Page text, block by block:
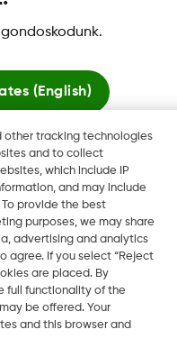
Follow, a Dexcom
más országokban is
Régió módosítása
other tracking technologies
and to collect
which include IP
and may include
provide the best
purposes, we may share
advertising and analytics
agree. If you select “Reject
are placed. By
full functionality of the
be offered. Your
and this browser and
(English)
itt